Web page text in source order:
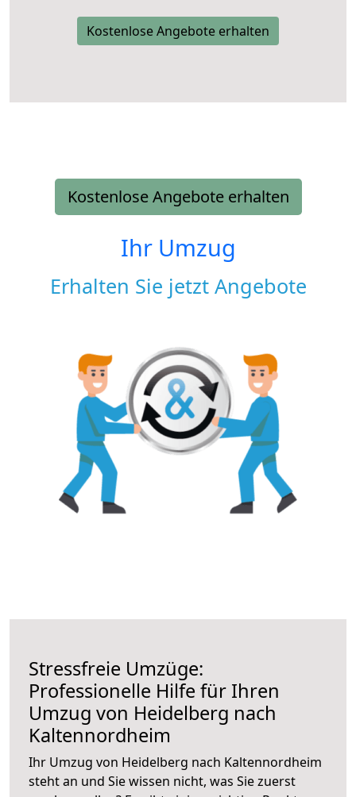
Kostenlose Angebote erhalten
Kostenlose Angebote erhalten
Ihr Umzug
Erhalten Sie jetzt Angebote
Stressfreie Umzüge:
Professionelle Hilfe für Ihren
Umzug von Heidelberg nach
Kaltennordheim
Ihr Umzug von Heidelberg nach Kaltennordheim
steht an und Sie wissen nicht, was Sie zuerst